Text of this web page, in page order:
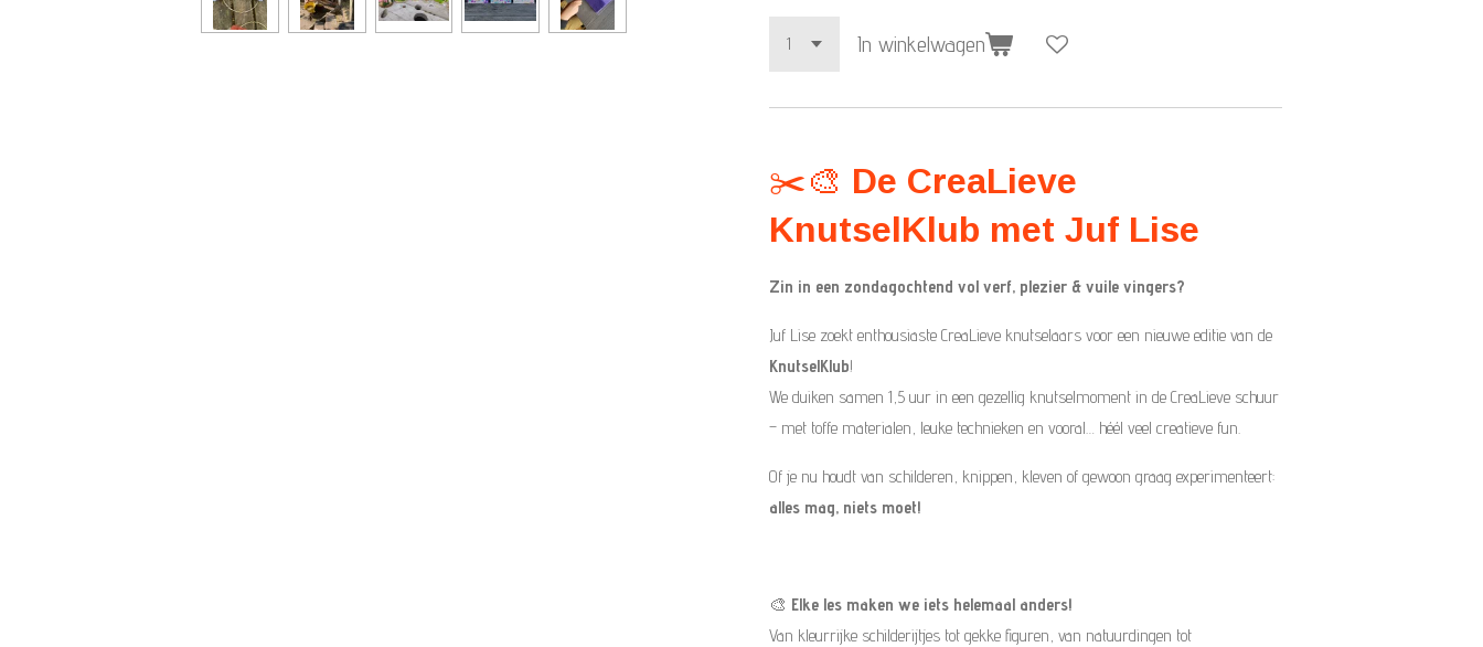
In winkelwagen
✂️🎨 De CreaLieve
KnutselKlub met Juf Lise
Zin in een zondagochtend vol verf, plezier & vuile vingers?
Juf Lise zoekt enthousiaste CreaLieve knutselaars voor een nieuwe editie van de
KnutselKlub!
We duiken samen 1,5 uur in een gezellig knutselmoment in de CreaLieve schuur
– met toffe materialen, leuke technieken en vooral… héél veel creatieve fun.
Of je nu houdt van schilderen, knippen, kleven of gewoon graag experimenteert:
alles mag, niets moet!
🎨 Elke les maken we iets helemaal anders!
Van kleurrijke schilderijtjes tot gekke figuren, van natuurdingen tot